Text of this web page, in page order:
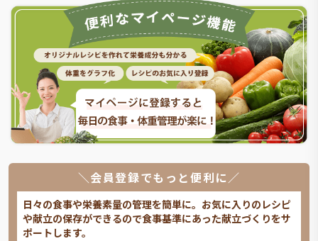
＼会員登録でもっと便利に／
日々の食事や栄養素量の管理を簡単に。お気に入りのレシピ
や献立の保存ができるので食事基準にあった献立づくりをサ
ポートします。